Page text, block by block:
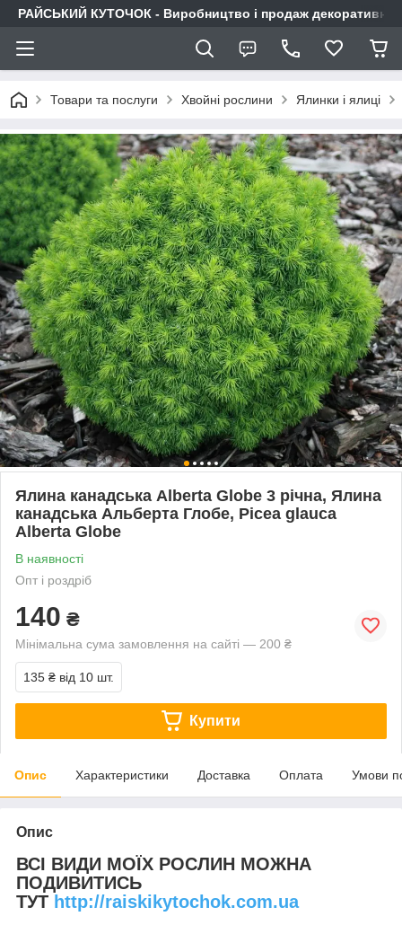
РАЙСЬКИЙ КУТОЧОК - Виробництво і продаж декоративних
Товари та послуги Хвойні рослини Ялинки і ялиці
Ялина канадська Alberta Globe 3 річна, Ялина
канадська Альберта Глобе, Picea glauca
Alberta Globe
В наявності
Опт і роздріб
140 ₴
Мінімальна сума замовлення на сайті — 200 ₴
135 ₴ від 10 шт.
Купити
Опис Характеристики Доставка Оплата Умови
Опис
ВСІ ВИДИ МОЇХ РОСЛИН МОЖНА
ПОДИВИТИСЬ
ТУТ http://raiskikytochok.com.ua